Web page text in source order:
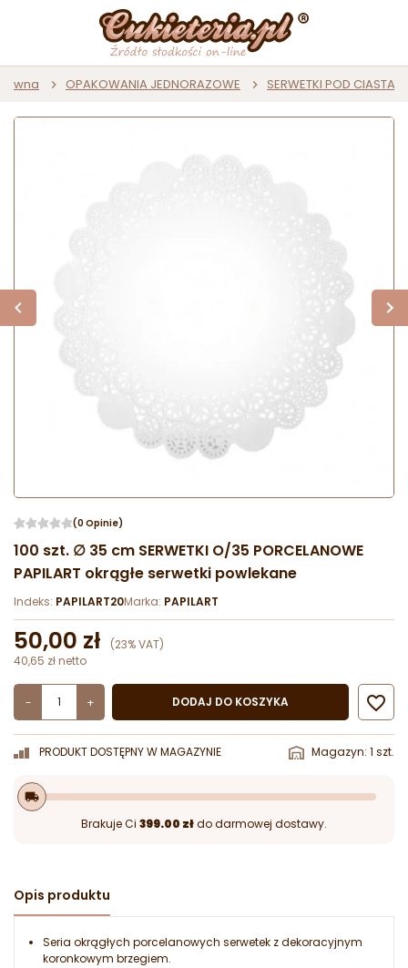
OPAKOWANIA JEDNORAZOWE SERWETKI POD CIASTA
(0 Opinie)
100 szt. ∅ 35 cm SERWETKI O/35 PORCELANOWE
PAPILART okrągłe serwetki powlekane
Indeks: PAPILART20Marka: PAPILART
50,00 zł
(23% VAT)
40,65 zł netto
- + DODAJ DO KOSZYKA 
PRODUKT DOSTĘPNY W MAGAZYNIE Magazyn: 1 szt.
local_shipping
Brakuje Ci 399.00 złdo darmowej dostawy.
Opis produktu
Seria okrągłych porcelanowych serwetek z dekoracyjnym
koronkowym brzegiem.